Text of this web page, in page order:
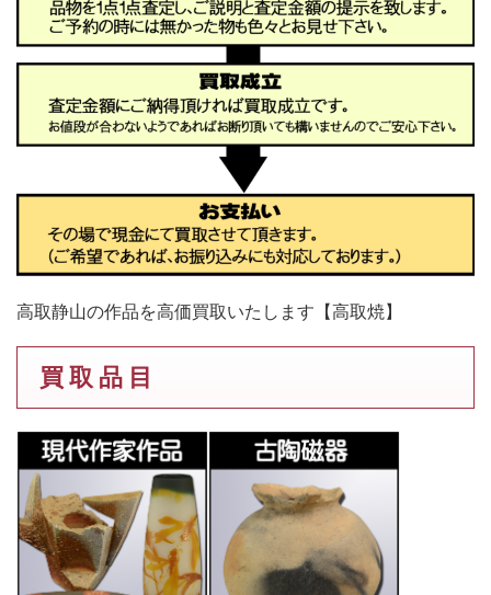
高取静山の作品を高価買取いたします【高取焼】
買 取 品 目